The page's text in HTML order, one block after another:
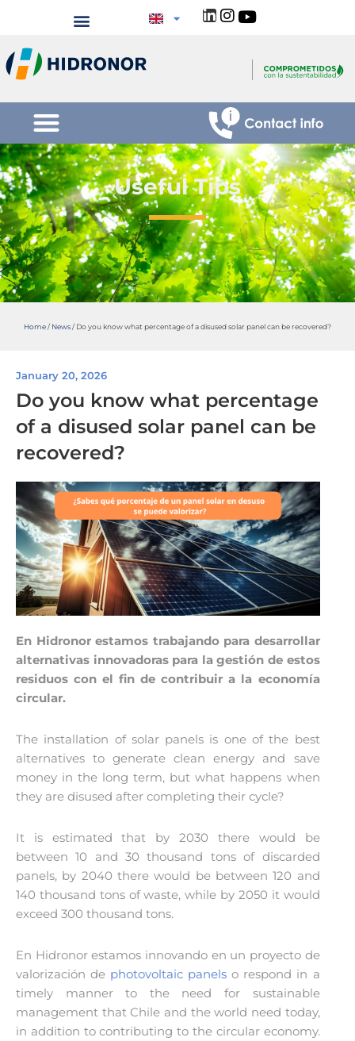
Useful Tips
Home/ News/ Do you know what percentage of a disused solar panel can be recovered?
January 20, 2026
Do you know what percentage
of a disused solar panel can be
recovered?
En Hidronor estamos trabajando para desarrollar
alternativas innovadoras para la gestión de estos
residuos con el fin de contribuir a la economía
circular.
The installation of solar panels is one of the best
alternatives to generate clean energy and save
money in the long term, but what happens when
they are disused after completing their cycle?
It is estimated that by 2030 there would be
between 10 and 30 thousand tons of discarded
panels, by 2040 there would be between 120 and
140 thousand tons of waste, while by 2050 it would
exceed 300 thousand tons.
En Hidronor estamos innovando en un proyecto de
valorización de photovoltaic panels o respond in a
timely manner to the need for sustainable
management that Chile and the world need today,
in addition to contributing to the circular economy.